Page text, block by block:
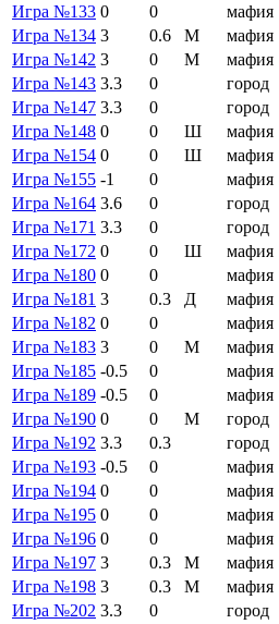
Игра №133 0 0
мафия
Игра №134 3 0.6 М
мафия
Игра №142 3 0 М
мафия
Игра №143 3.3 0
город
Игра №147 3.3 0
город
Игра №148 0 0 Ш
мафия
Игра №154 0 0 Ш
мафия
Игра №155 -1 0
мафия
Игра №164 3.6 0
город
Игра №171 3.3 0
город
Игра №172 0 0 Ш
мафия
Игра №180 0 0
мафия
Игра №181 3 0.3 Д
мафия
Игра №182 0 0
мафия
Игра №183 3 0 М
мафия
Игра №185 -0.5 0
мафия
Игра №189 -0.5 0
мафия
Игра №190 0 0 М
город
Игра №192 3.3 0.3
город
Игра №193 -0.5 0
мафия
Игра №194 0 0
мафия
Игра №195 0 0
мафия
Игра №196 0 0
мафия
Игра №197 3 0.3 М
мафия
Игра №198 3 0.3 М
мафия
Игра №202 3.3 0 город